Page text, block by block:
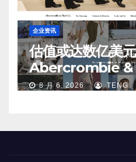
企业资讯
估值或达数亿美
Abercrombie &
中国业务部分股权
8 月 6, 2026 TENG